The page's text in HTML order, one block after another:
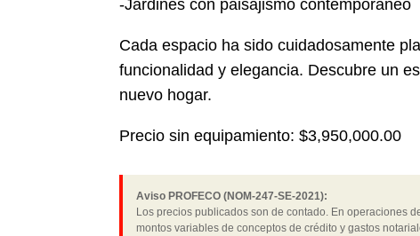
-Jardines con paisajismo contemporaneo
Cada espacio ha sido cuidadosamente
funcionalidad y elegancia. Descubre un
nuevo hogar.
Precio sin equipamiento: $3,950,000.00
Aviso PROFECO (NOM-247-SE-2021):
Los precios publicados son de contado. En operaciones
montos variables de conceptos de crédito y gastos